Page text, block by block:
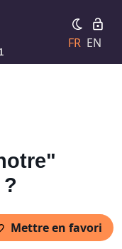
FR EN
Mettre en favori